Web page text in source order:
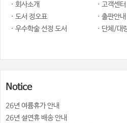
· 회사소개
· 고객센터
· 도서 정오표
· 출판안내
· 우수학술 선정 도서
· 단체/대
Notice
26년 여륨휴가 안내
26년 설연휴 배송 안내